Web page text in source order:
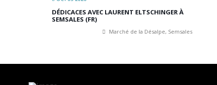
DÉDICACES AVEC LAURENT ELTSCHINGER À
SEMSALES (FR)
Marché de la Désalpe, Semsales